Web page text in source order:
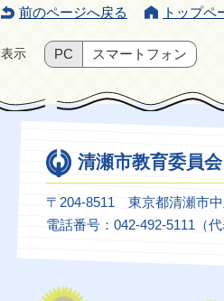
前のページへ戻る トップペ
表示 PC スマートフォン
清瀬市教育委員会
〒204-8511 東京都清瀬市
電話番号：042-492-5111（代